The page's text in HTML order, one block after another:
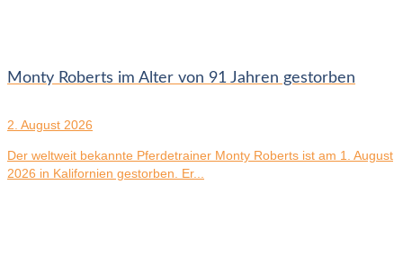
Monty Roberts im Alter von 91 Jahren gestorben
2. August 2026
Der weltweit bekannte Pferdetrainer Monty Roberts ist am 1. August
2026 in Kalifornien gestorben. Er...